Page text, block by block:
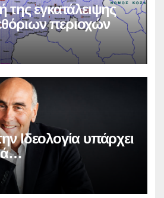
της εγκατάλειψης
περιοχών
Ιδεολογία υπάρχει